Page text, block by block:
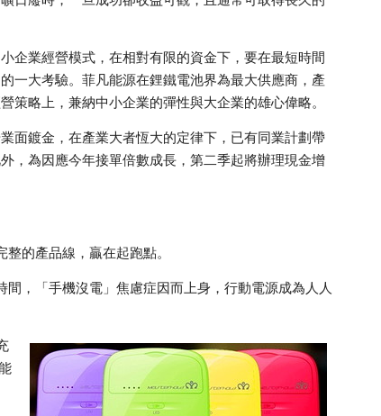
企業經營模式，在相對有限的資金下，要在最短時間
一大考驗。菲凡能源在鋰鐵電池界為最大供應商，產
策略上，兼納中小企業的彈性與大企業的雄心偉略。
面鍍金，在產業大者恆大的定律下，已有同業計劃帶
，為因應今年接單倍數成長，第二季起將辦理現金增
的產品線，贏在起跑點。
，「手機沒電」焦慮症因而上身，行動電源成為人人